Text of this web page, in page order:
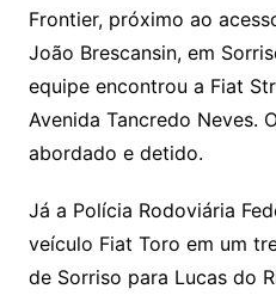
Frontier, próximo ao
João Brescansin, em
equipe encontrou a Fiat
Avenida Tancredo Neves.
abordado e detido.
Já a Polícia Rodoviária
veículo Fiat Toro em um
de Sorriso para Lucas do